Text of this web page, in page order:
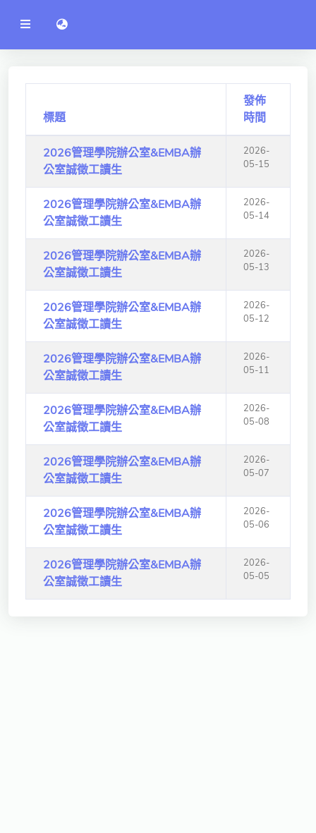
公
告
系
管理學院
人文社社會學院
電機通訊學院
研究中心
通識教學部
獨立學術單位
語言切換 language switch
標題
發佈
時間
2026管理學院辦公室&EMBA辦
公室誠徵工讀生
2026-
05-15
2026管理學院辦公室&EMBA辦
公室誠徵工讀生
2026-
05-14
2026管理學院辦公室&EMBA辦
公室誠徵工讀生
2026-
05-13
2026管理學院辦公室&EMBA辦
公室誠徵工讀生
2026-
05-12
2026管理學院辦公室&EMBA辦
公室誠徵工讀生
2026-
05-11
2026管理學院辦公室&EMBA辦
公室誠徵工讀生
2026-
05-08
2026管理學院辦公室&EMBA辦
公室誠徵工讀生
2026-
05-07
2026管理學院辦公室&EMBA辦
公室誠徵工讀生
2026-
05-06
2026管理學院辦公室&EMBA辦
公室誠徵工讀生
2026-
05-05